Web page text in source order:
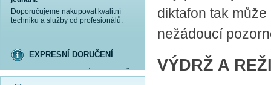
Doporučujeme nakupovat kvalitní
techniku a služby od profesionálů.
více informací »
EXPRESNÍ DORUČENÍ
Objednanou techniku vám expresně
více informací »
více informací »
více informací »
diktafon tak
nežádoucí
VÝDRŽ A